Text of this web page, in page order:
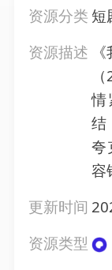
资源分类 短
资源描述
情
结
夸
容
更新时间
资源类型